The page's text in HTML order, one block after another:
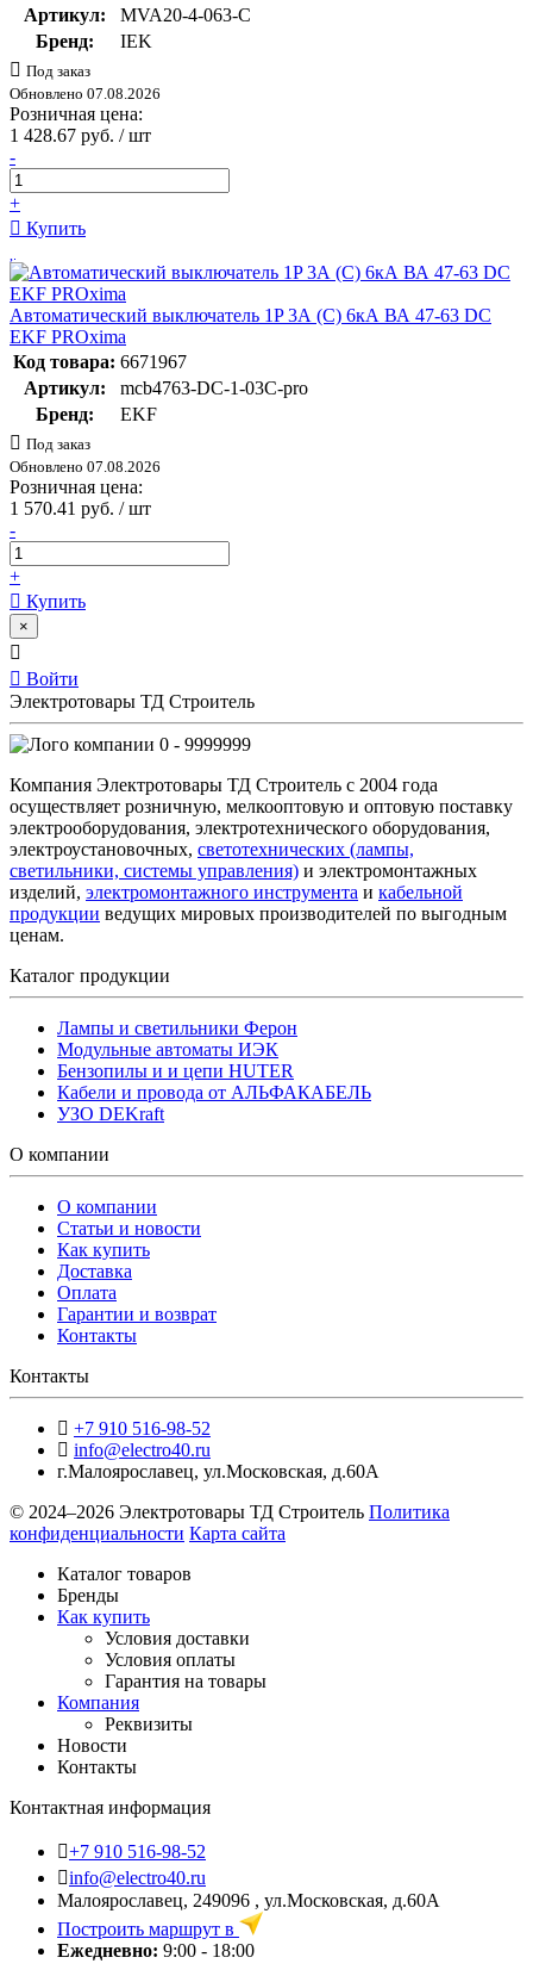
Артикул:
MVA20-4-063-C
Бренд:
IEK
Под заказ
Обновлено 07.08.2026
Розничная цена:
1 428.67 руб. / шт
-
+
Купить
Автоматический выключатель 1P 3А (C) 6кА ВА 47-63 DC
EKF PROxima
Код товара: 6671967
Артикул:
mcb4763-DC-1-03C-pro
Бренд:
EKF
Под заказ
Обновлено 07.08.2026
Розничная цена:
1 570.41 руб. / шт
-
+
Купить
×
Войти
Электротовары ТД Строитель
0 - 9999999
Компания Электротовары ТД Строитель с 2004 года
осуществляет розничную, мелкооптовую и оптовую поставку
электрооборудования, электротехнического оборудования,
электроустановочных, светотехнических (лампы,
светильники, системы управления) и электромонтажных
изделий, электромонтажного инструмента и кабельной
продукции ведущих мировых производителей по выгодным
ценам.
Каталог продукции
Лампы и светильники Ферон
Модульные автоматы ИЭК
Бензопилы и и цепи HUTER
Кабели и провода от АЛЬФАКАБЕЛЬ
УЗО DEKraft
О компании
О компании
Статьи и новости
Как купить
Доставка
Оплата
Гарантии и возврат
Контакты
Контакты
+7 910 516-98-52
info@electro40.ru
г.Малоярославец, ул.Московская, д.60А
© 2024–2026 Электротовары ТД Строитель Политика
конфиденциальности Карта сайта
Каталог товаров
Бренды
Как купить
Условия доставки
Условия оплаты
Гарантия на товары
Компания
Реквизиты
Новости
Контакты
Контактная информация
+7 910 516-98-52
info@electro40.ru
Малоярославец, 249096 , ул.Московская, д.60А
Построить маршрут в
Ежедневно: 9:00 - 18:00